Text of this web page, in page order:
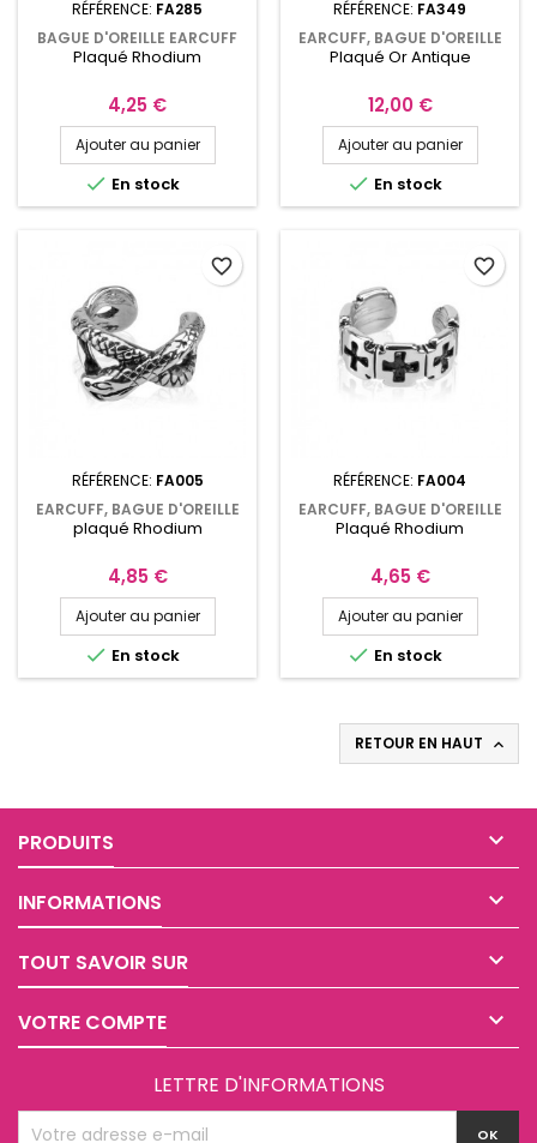
RÉFÉRENCE: FA285
BAGUE D'OREILLE EARCUFF
FLEUR ET ZIRCONIUM FA285
Plaqué Rhodium
Prix
4,25 €
Ajouter au panier
 En stock
RÉFÉRENCE: FA349
EARCUFF, BAGUE D'OREILLE
AVEC FILIGRANE OR
NOIR FA349
Plaqué Or Antique
Prix
12,00 €
Ajouter au panier
 En stock
RÉFÉRENCE: FA005
EARCUFF, BAGUE D'OREILLE
SERPENT PLAQUÉ RHODIUM
plaqué Rhodium
Prix
4,85 €
Ajouter au panier
 En stock
favorite_border
RÉFÉRENCE: FA004
EARCUFF, BAGUE D'OREILLE
PLAQUÉ RHODIUM AVEC
Plaqué Rhodium
Prix
4,65 €
Ajouter au panier
 En stock
favorite_border
RETOUR EN HAUT 
PRODUITS 
INFORMATIONS 
TOUT SAVOIR SUR 
VOTRE COMPTE 
LETTRE D'INFORMATIONS